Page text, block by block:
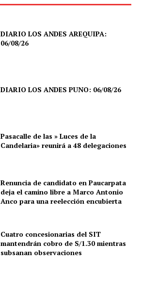
DIARIO LOS ANDES AREQUIPA:
06/08/26
DIARIO LOS ANDES PUNO: 06/08/26
Pasacalle de las » Luces de la
Candelaria» reunirá a 48 delegaciones
Renuncia de candidato en Paucarpata
deja el camino libre a Marco Antonio
Anco para una reelección encubierta
Cuatro concesionarias del SIT
mantendrán cobro de S/1.30 mientras
subsanan observaciones